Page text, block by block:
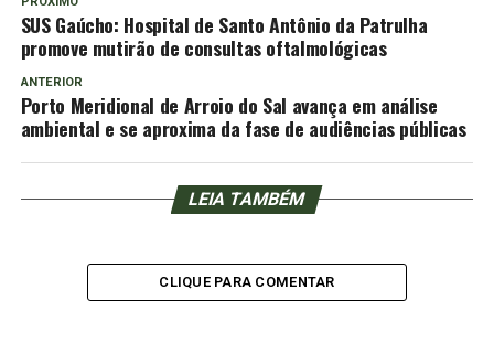
SUS Gaúcho: Hospital de Santo Antônio da Patrulha
promove mutirão de consultas oftalmológicas
ANTERIOR
Porto Meridional de Arroio do Sal avança em análise
ambiental e se aproxima da fase de audiências públicas
LEIA TAMBÉM
CLIQUE PARA COMENTAR